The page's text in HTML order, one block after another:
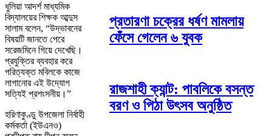
ধুলিয়া আদর্শ মাধ্যমিক
বিদ্যালয়ের শিক্ষক আব্দুস
সালাম বলেন, “উদ্ভাবনের
বিষয়টি জানতে পেরে
সরেজমিনে গিয়ে দেখেছি।
প্রযুক্তির ব্যবহার করে
পরিত্যক্ত মবিলকে কাজে
লাগানোর এই উদ্যোগ
সত্যিই প্রশংসনীয়।”
হরিণাকুণ্ডু উপজেলা নির্বাহী
কর্মকর্তা (ইউএনও)
প্রতারণা চক্রের ধর্ষণ মামলায়
ফেঁসে গেলেন ৬ যুবক
রাজশাহী ক্যান্ট: পাবলিকে বসন্ত
বরণ ও পিঠা উৎসব অনুষ্ঠিত